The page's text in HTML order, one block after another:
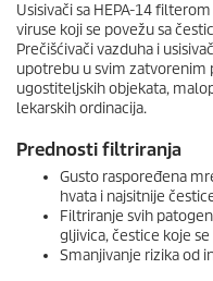
Usisivači sa HEPA-14
viruse koji se povežu sa
Prečišćivači vazduha i
upotrebu u svim zatvorenim
ugostiteljskih objekata,
lekarskih ordinacija.
Prednosti filtriranja
Gusto raspoređena
hvata i najsitnije
Filtriranje svih
gljivica, čestice koje
Smanjivanje rizika od